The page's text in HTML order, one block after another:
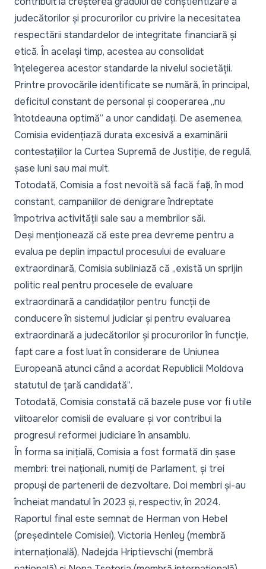
judecătorilor și procurorilor cu privire la necesitatea
respectării standardelor de integritate financiară și
etică. În același timp, acestea au consolidat
înțelegerea acestor standarde la nivelul societății.
Printre provocările identificate se numără, în principal,
deficitul constant de personal și cooperarea „nu
întotdeauna optimă” a unor candidați. De asemenea,
Comisia evidențiază durata excesivă a examinării
contestațiilor la Curtea Supremă de Justiție, de regulă,
șase luni sau mai mult.
Totodată, Comisia a fost nevoită să facă față, în mod
constant, campaniilor de denigrare îndreptate
împotriva activității sale sau a membrilor săi.
Deși menționează că este prea devreme pentru a
evalua pe deplin impactul procesului de evaluare
extraordinară, Comisia subliniază că „există un sprijin
politic real pentru procesele de evaluare
extraordinară a candidaților pentru funcții de
conducere în sistemul judiciar și pentru evaluarea
extraordinară a judecătorilor și procurorilor în funcție,
fapt care a fost luat în considerare de Uniunea
Europeană atunci când a acordat Republicii Moldova
statutul de țară candidată”.
Totodată, Comisia constată că bazele puse vor fi utile
viitoarelor comisii de evaluare și vor contribui la
progresul reformei judiciare în ansamblu.
În forma sa inițială, Comisia a fost formată din șase
membri: trei naționali, numiți de Parlament, și trei
propuși de partenerii de dezvoltare. Doi membri și-au
încheiat mandatul în 2023 și, respectiv, în 2024.
Raportul final este semnat de Herman von Hebel
(președintele Comisiei), Victoria Henley (membră
internațională), Nadejda Hriptievschi (membră